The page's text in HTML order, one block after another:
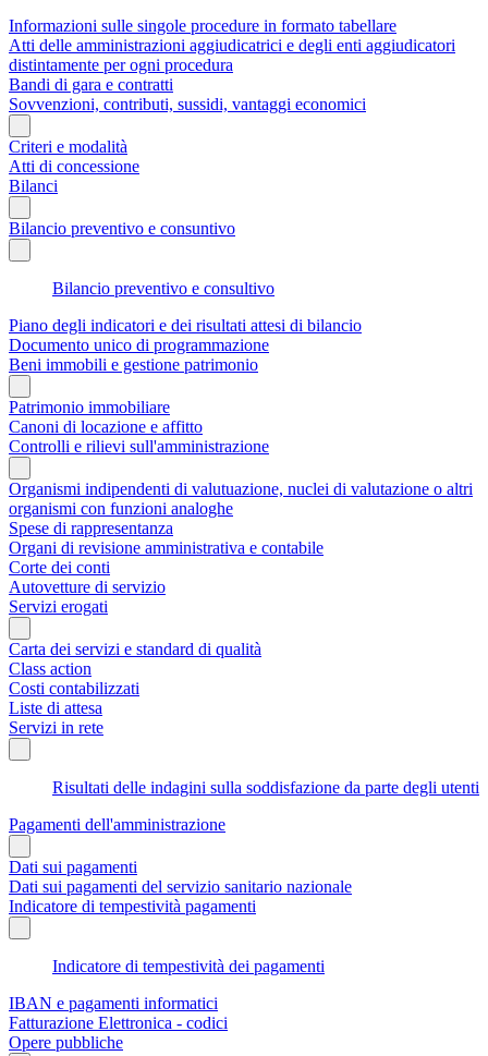
Informazioni sulle singole procedure in formato tabellare
Atti delle amministrazioni aggiudicatrici e degli enti aggiudicatori
distintamente per ogni procedura
Bandi di gara e contratti
Sovvenzioni, contributi, sussidi, vantaggi economici
Criteri e modalità
Atti di concessione
Bilanci
Bilancio preventivo e consuntivo
Bilancio preventivo e consultivo
Piano degli indicatori e dei risultati attesi di bilancio
Documento unico di programmazione
Beni immobili e gestione patrimonio
Patrimonio immobiliare
Canoni di locazione e affitto
Controlli e rilievi sull'amministrazione
Organismi indipendenti di valutuazione, nuclei di valutazione o altri
organismi con funzioni analoghe
Spese di rappresentanza
Organi di revisione amministrativa e contabile
Corte dei conti
Autovetture di servizio
Servizi erogati
Carta dei servizi e standard di qualità
Class action
Costi contabilizzati
Liste di attesa
Servizi in rete
Risultati delle indagini sulla soddisfazione da parte degli utenti
Pagamenti dell'amministrazione
Dati sui pagamenti
Dati sui pagamenti del servizio sanitario nazionale
Indicatore di tempestività pagamenti
Indicatore di tempestività dei pagamenti
IBAN e pagamenti informatici
Fatturazione Elettronica - codici
Opere pubbliche